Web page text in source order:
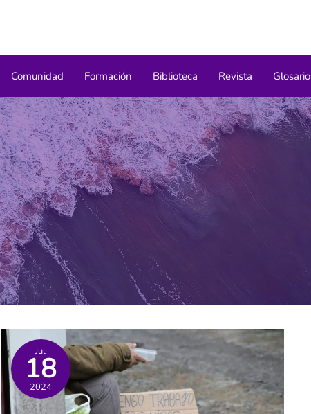
Comunidad Formación Biblioteca Revista Glosario
Jul
18
2024